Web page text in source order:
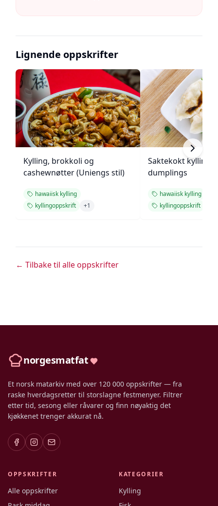
Lignende oppskrifter
Kylling, brokkoli og
cashewnøtter (Uniengs stil)
hawaiisk kylling
kyllingoppskrift
+1
Saktekokt kylling
dumplings
hawaiisk kylling
kyllingoppskrift
← Tilbake til alle oppskrifter
norgesmatfat
Et norsk matarkiv med over 120 000 oppskrifter — fra
raske hverdagsretter til storslagne festmenyer. Filtrer
etter tid, sesong eller råvarer og finn nøyaktig det
kjøkkenet trenger akkurat nå.
OPPSKRIFTER
Alle oppskrifter
KATEGORIER
Kylling